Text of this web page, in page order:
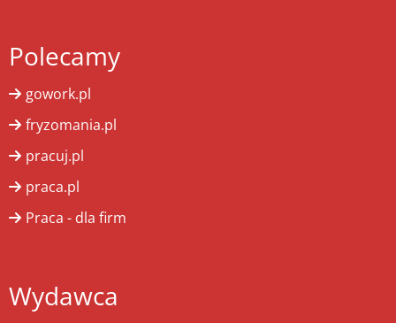
Polecamy
gowork.pl
fryzomania.pl
pracuj.pl
praca.pl
Praca - dla firm
Wydawca